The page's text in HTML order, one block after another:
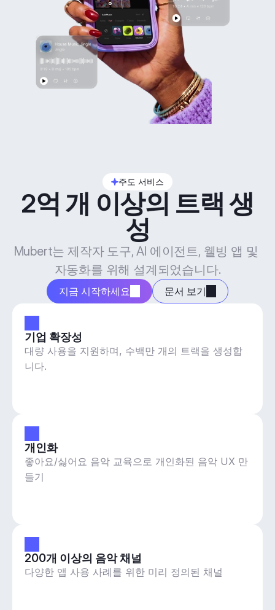
주도 서비스
2억 개 이상의 트랙 생
성
Mubert는 제작자 도구, AI 에이전트, 웰빙 앱 및
자동화를 위해 설계되었습니다.
지금 시작하세요 문서 보기
기업 확장성
대량 사용을 지원하며, 수백만 개의 트랙을 생성합
니다.
개인화
좋아요/싫어요 음악 교육으로 개인화된 음악 UX 만
들기
200개 이상의 음악 채널
다양한 앱 사용 사례를 위한 미리 정의된 채널